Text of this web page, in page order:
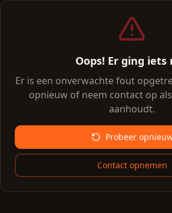
Oops! Er ging iets
Er is een onverwachte fout
opnieuw of neem contact op
aanhoudt.
Probeer
Contact opnemen